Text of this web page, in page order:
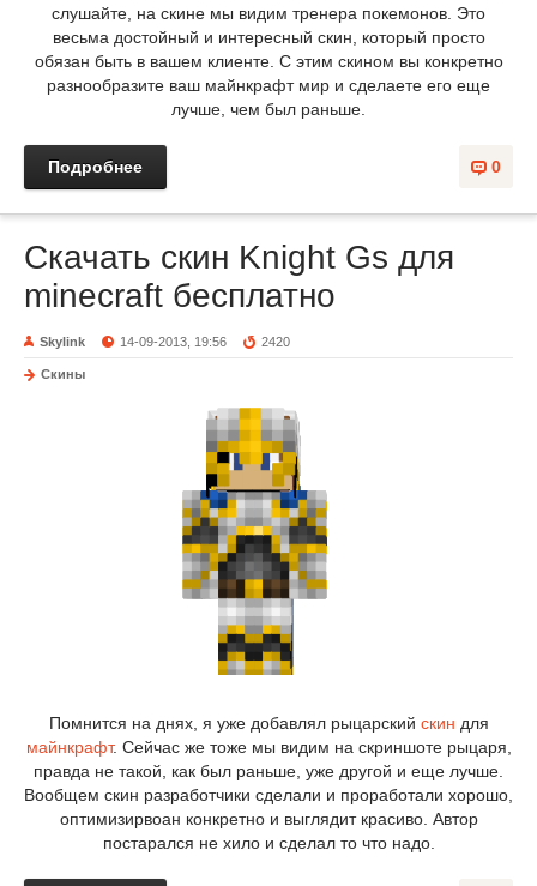
слушайте, на скине мы видим тренера покемонов. Это
весьма достойный и интересный скин, который просто
обязан быть в вашем клиенте. С этим скином вы конкретно
разнообразите ваш майнкрафт мир и сделаете его еще
лучше, чем был раньше.
0
Подробнее
Скачать скин Knight Gs для
minecraft бесплатно
Skylink 14-09-2013, 19:56 2420
Скины
Помнится на днях, я уже добавлял рыцарский скин для
майнкрафт. Сейчас же тоже мы видим на скриншоте рыцаря,
правда не такой, как был раньше, уже другой и еще лучше.
Вообщем скин разработчики сделали и проработали хорошо,
оптимизирвоан конкретно и выглядит красиво. Автор
постарался не хило и сделал то что надо.